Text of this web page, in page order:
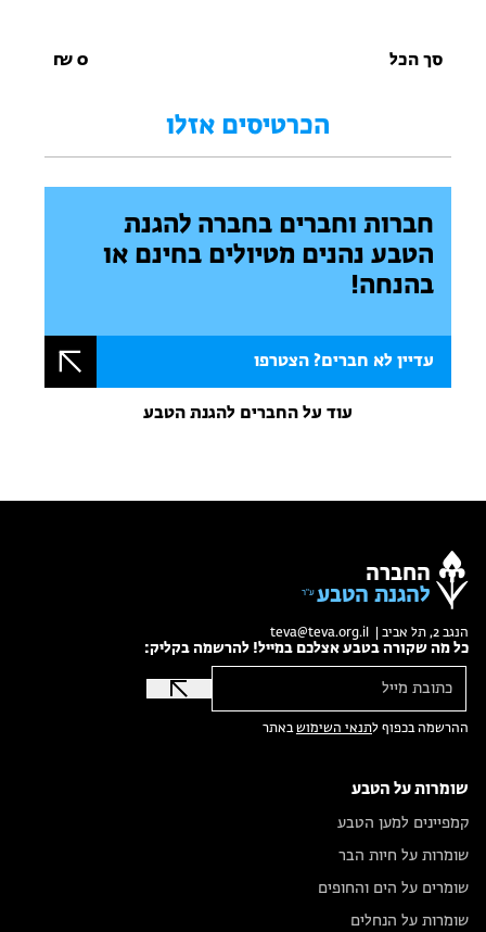
סך הכל 0
₪
הכרטיסים אזלו
חברות וחברים בחברה להגנת
הטבע נהנים מטיולים בחינם או
בהנחה!
עדיין לא חברים? הצטרפו
עוד על החברים להגנת הטבע
החברה
להגנת הטבע
הנגב 2, תל אביב | teva@teva.org.il
כל מה שקורה בטבע אצלכם במייל! להרשמה בקליק:
ההרשמה בכפוף לתנאי השימושבאתר
שומרות על הטבע
קמפיינים למען הטבע
שומרות על חיות הבר
שומרים על הים והחופים
שומרות על הנחלים